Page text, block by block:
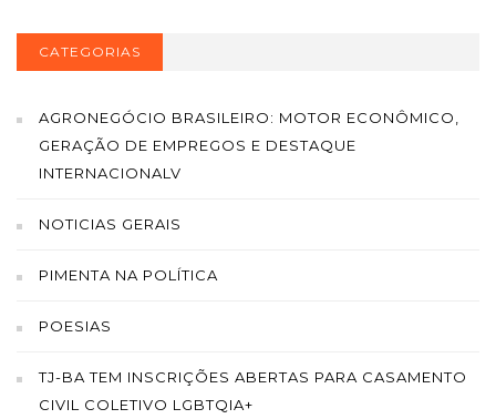
CATEGORIAS
AGRONEGÓCIO BRASILEIRO: MOTOR ECONÔMICO,
GERAÇÃO DE EMPREGOS E DESTAQUE
INTERNACIONALV
NOTICIAS GERAIS
PIMENTA NA POLÍTICA
POESIAS
TJ-BA TEM INSCRIÇÕES ABERTAS PARA CASAMENTO
CIVIL COLETIVO LGBTQIA+